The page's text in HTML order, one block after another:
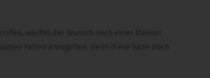
wächst der Wunsch nach einer kleinen
Falten anzugehen. Denn diese kann doch